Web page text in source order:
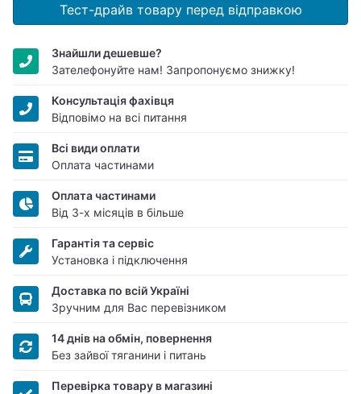
Тест-драйв товару перед відправкою
Знайшли дешевше?
Зателефонуйте нам! Запропонуємо знижку!
Консультація фахівця
Відповімо на всі питання
Всі види оплати
Оплата частинами
Оплата частинами
Від 3-х місяців в більше
Гарантія та сервіс
Установка і підключення
Доставка по всій Україні
Зручним для Вас перевізником
14 днів на обмін, повернення
Без зайвої тяганини і питань
Перевірка товару в магазині